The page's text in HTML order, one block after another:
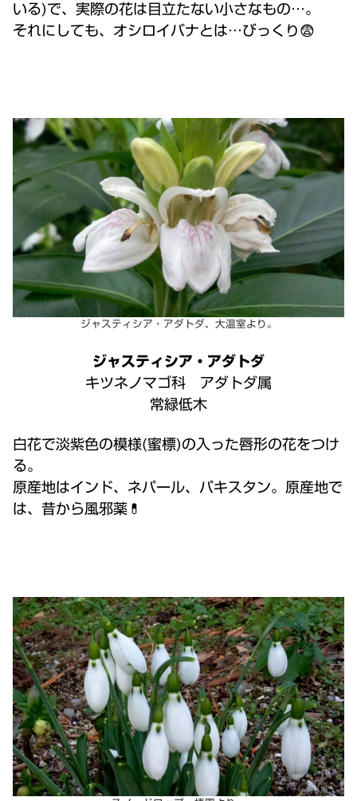
いる)で、実際の花は目立たない小さなもの…。
それにしても、オシロイバナとは…びっくり😨
ジャスティシア・アダトダ、大温室より。
ジャスティシア・アダトダ
キツネノマゴ科 アダトダ属
常緑低木
白花で淡紫色の模様(蜜標)の入った唇形の花をつけ
る。
原産地はインド、ネパール、パキスタン。原産地で
は、昔から風邪薬💊